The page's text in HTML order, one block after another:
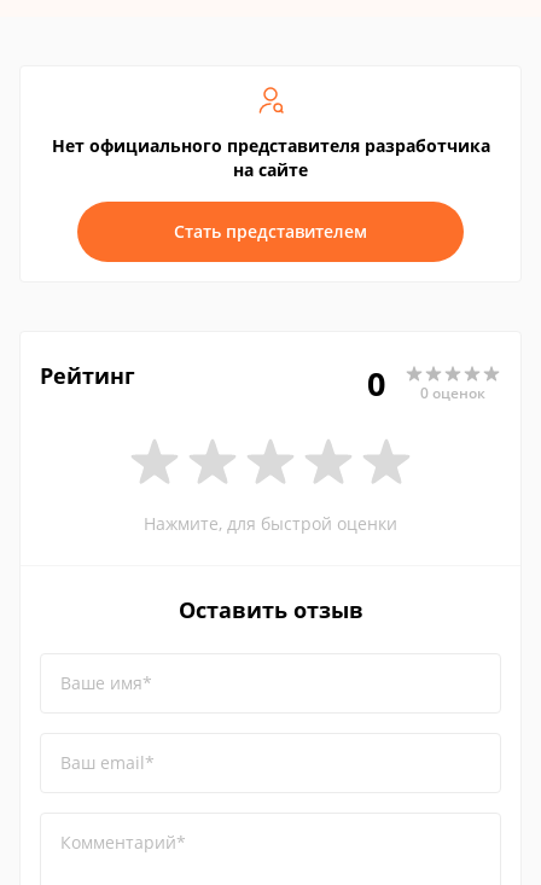
Нет официального представителя разработчика
на сайте
Стать представителем
Рейтинг 0 0 оценок
Нажмите, для быстрой оценки
Оставить отзыв
Ваше имя*
Ваш email*
Комментарий*